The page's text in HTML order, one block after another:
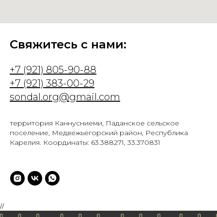
Свяжитесь с нами:
+7 (921) 805-90-88
+7 (921) 383-00-29
sondal.org@gmail.com
территория Каннусниеми, Паданское сельское
поселение, Медвежьегорский район, Республика
Карелия. Координаты: 63.388271, 33.370831
//